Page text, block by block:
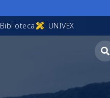
Biblioteca UNIVEX